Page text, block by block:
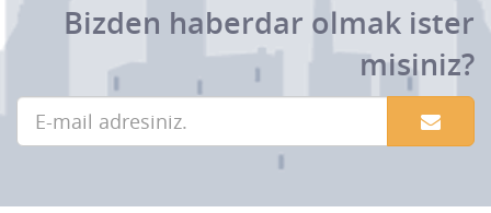
Bizden haberdar olmak ister
misiniz?